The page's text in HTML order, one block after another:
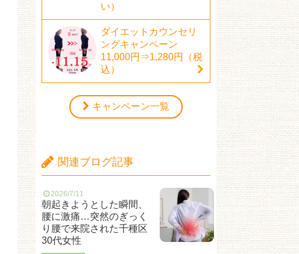
い）
ダイエットカウンセリ
ングキャンペーン
11,000円⇒1,280円（税
込）
キャンペーン一覧
関連ブログ記事
2026/7/11
朝起きようとした瞬間、
腰に激痛…突然のぎっく
り腰で来院された千種区
30代女性